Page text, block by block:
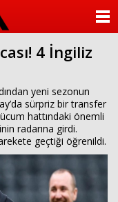
4 İngiliz
yeni sezonun
sürpriz bir transfer
hattındaki önemli
radarına girdi.
geçtiği öğrenildi.
KATEGORİLER
ANKETLER
VİDEO GALERİ